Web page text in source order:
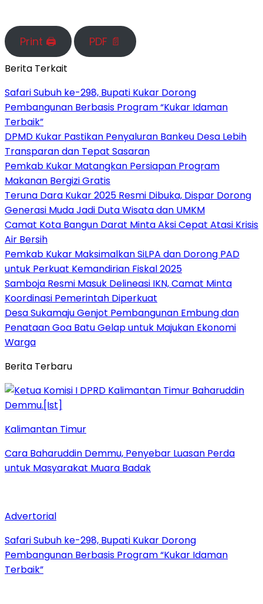
Print 🖨 PDF 📄
Berita Terkait
Safari Subuh ke-298, Bupati Kukar Dorong
Pembangunan Berbasis Program “Kukar Idaman
Terbaik”
DPMD Kukar Pastikan Penyaluran Bankeu Desa Lebih
Transparan dan Tepat Sasaran
Pemkab Kukar Matangkan Persiapan Program
Makanan Bergizi Gratis
Teruna Dara Kukar 2025 Resmi Dibuka, Dispar Dorong
Generasi Muda Jadi Duta Wisata dan UMKM
Camat Kota Bangun Darat Minta Aksi Cepat Atasi Krisis
Air Bersih
Pemkab Kukar Maksimalkan SiLPA dan Dorong PAD
untuk Perkuat Kemandirian Fiskal 2025
Samboja Resmi Masuk Delineasi IKN, Camat Minta
Koordinasi Pemerintah Diperkuat
Desa Sukamaju Genjot Pembangunan Embung dan
Penataan Goa Batu Gelap untuk Majukan Ekonomi
Warga
Berita Terbaru
Kalimantan Timur
Cara Baharuddin Demmu, Penyebar Luasan Perda
untuk Masyarakat Muara Badak
Advertorial
Safari Subuh ke-298, Bupati Kukar Dorong
Pembangunan Berbasis Program “Kukar Idaman
Terbaik”